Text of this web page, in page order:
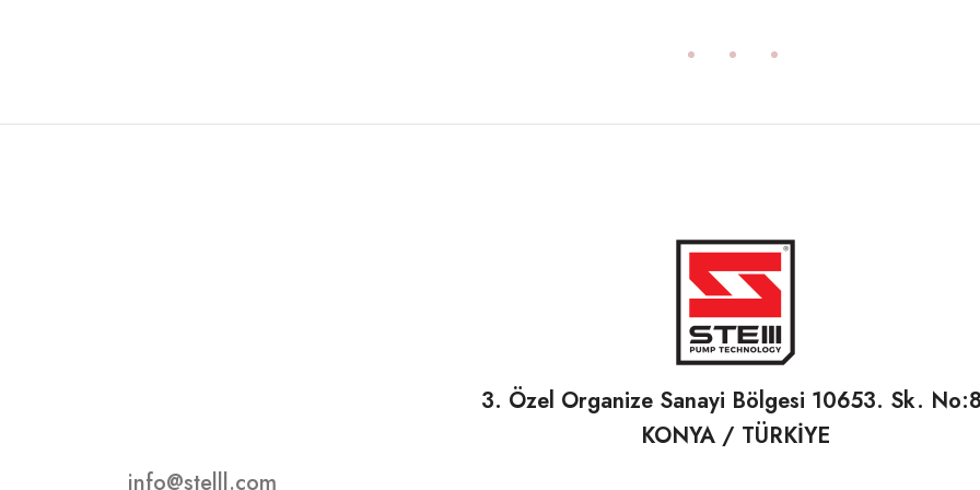
3. Özel Organize Sanayi Bölgesi 10653. Sk. No:8
KONYA / TÜRKİYE
info@stelll.com